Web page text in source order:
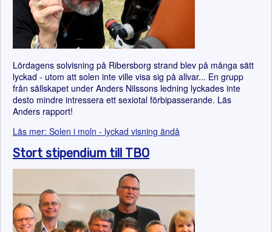
Lördagens solvisning på Ribersborg strand blev på många sätt
lyckad - utom att solen inte ville visa sig på allvar... En grupp
från sällskapet under Anders Nilssons ledning lyckades inte
desto mindre intressera ett sexiotal förbipasserande. Läs
Anders rapport!
Läs mer: Solen i moln - lyckad visning ändå
Stort stipendium till TBO